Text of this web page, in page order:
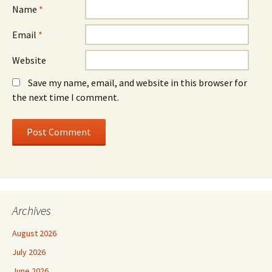
Name *
Email *
Website
Save my name, email, and website in this browser for
the next time I comment.
Archives
August 2026
July 2026